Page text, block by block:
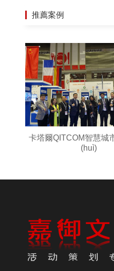
推薦案例
卡塔爾QITCOM智慧城
(huì)